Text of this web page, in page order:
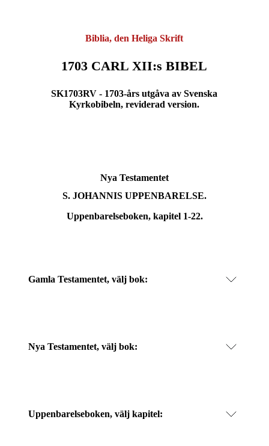
Biblia, den Heliga Skrift
1703 CARL XII:s BIBEL
SK1703RV - 1703-års utgåva av Svenska
Kyrkobibeln, reviderad version.
Nya Testamentet
S. JOHANNIS UPPENBARELSE.
Uppenbarelseboken, kapitel 1-22.
Gamla Testamentet, välj bok:
Nya Testamentet, välj bok:
Uppenbarelseboken, välj kapitel: